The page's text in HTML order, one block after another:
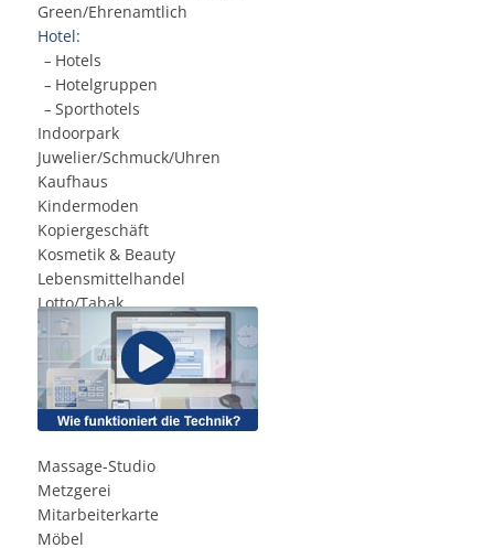
Green/Ehrenamtlich
Hotel:
– Hotels
– Hotelgruppen
– Sporthotels
Indoorpark
Juwelier/Schmuck/Uhren
Kaufhaus
Kindermoden
Kopiergeschäft
Kosmetik & Beauty
Lebensmittelhandel
Lotto/Tabak
Massage-Studio
Metzgerei
Mitarbeiterkarte
Möbel